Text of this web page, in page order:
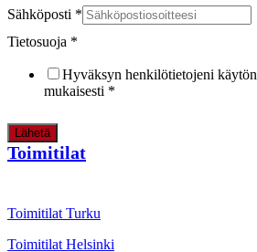
Sähköposti *
Tietosuoja *
Hyväksyn henkilötietojeni käytön
mukaisesti *
Lähetä
Toimitilat
Toimitilat Turku
Toimitilat Helsinki